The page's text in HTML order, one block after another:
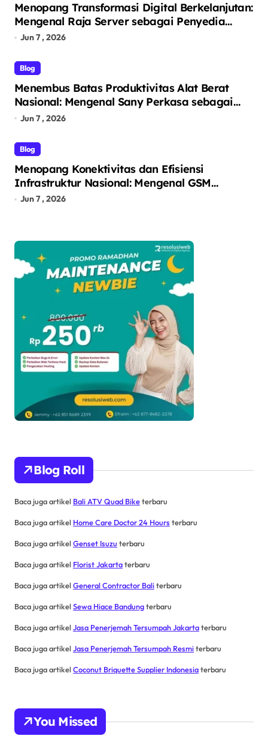
Menopang Transformasi Digital Berkelanjutan:
Mengenal Raja Server sebagai Penyedia
Solusi Infrastruktur TI Terintegrasi
Jun 7 , 2026
Blog
Menembus Batas Produktivitas Alat Berat
Nasional: Mengenal Sany Perkasa sebagai
Pelopor Solusi Ekskavator Tangguh melalui
Jun 7 , 2026
Blog
Menopang Konektivitas dan Efisiensi
Infrastruktur Nasional: Mengenal GSM
Logistic sebagai Solusi Logistik dan Alat Berat
Jun 7 , 2026
Blog Roll
Baca juga artikel Bali ATV Quad Biketerbaru
Baca juga artikel Home Care Doctor 24 Hours terbaru
Baca juga artikelGenset Isuzu terbaru
Baca juga artikel Florist Jakartaterbaru
Baca juga artikelGeneral Contractor Baliterbaru
Baca juga artikelSewa Hiace Bandungterbaru
Baca juga artikelJasa Penerjemah Tersumpah Jakartaterbaru
Baca juga artikelJasa Penerjemah Tersumpah Resmiterbaru
Baca juga artikelCoconut Briquette Supplier Indonesiaterbaru
You Missed